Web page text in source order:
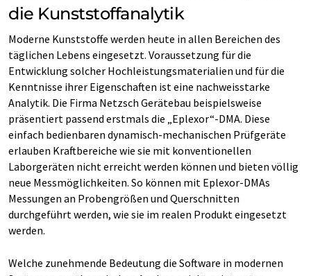
die Kunststoffanalytik
Moderne Kunststoffe werden heute in allen Bereichen des
täglichen Lebens eingesetzt. Voraussetzung für die
Entwicklung solcher Hochleistungsmaterialien und für die
Kenntnisse ihrer Eigenschaften ist eine nachweisstarke
Analytik. Die Firma Netzsch Gerätebau beispielsweise
präsentiert passend erstmals die „Eplexor“-DMA. Diese
einfach bedienbaren dynamisch-mechanischen Prüfgeräte
erlauben Kraftbereiche wie sie mit konventionellen
Laborgeräten nicht erreicht werden können und bieten völlig
neue Messmöglichkeiten. So können mit Eplexor-DMAs
Messungen an Probengrößen und Querschnitten
durchgeführt werden, wie sie im realen Produkt eingesetzt
werden.
Welche zunehmende Bedeutung die Software in modernen